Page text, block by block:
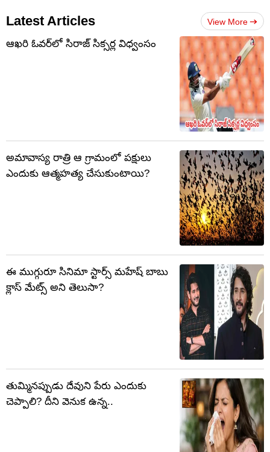
Latest Articles View More
ఆఖరి ఓవర్‌లో సిరాజ్ సిక్సర్ల విధ్వంసం
అమావాస్య రాత్రి ఆ గ్రామంలో పక్షులు
ఎందుకు ఆత్మహత్య చేసుకుంటాయి?
ఈ ముగ్గురూ సినిమా స్టార్స్ మహేష్ బాబు
క్లాస్‌ మేట్స్ అని తెలుసా?
తుమ్మినప్పుడు దేవుని పేరు ఎందుకు
చెప్పాలి? దీని వెనుక ఉన్న..